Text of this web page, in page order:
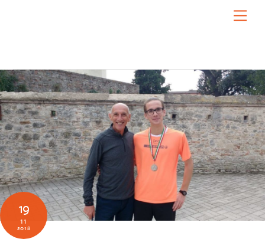
19
11
2018